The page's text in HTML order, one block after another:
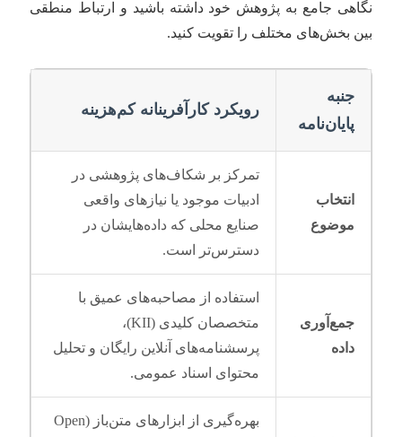
نگاهی جامع به پژوهش خود داشته باشید و ارتباط منطقی
بین بخش‌های مختلف را تقویت کنید.
جنبه
پایان‌نامه
رویکرد کارآفرینانه کم‌هزینه
انتخاب
موضوع
تمرکز بر شکاف‌های پژوهشی در
ادبیات موجود یا نیازهای واقعی
صنایع محلی که داده‌هایشان در
دسترس‌تر است.
جمع‌آوری
داده
استفاده از مصاحبه‌های عمیق با
متخصصان کلیدی (KII)،
پرسشنامه‌های آنلاین رایگان و تحلیل
محتوای اسناد عمومی.
بهره‌گیری از ابزارهای متن‌باز (Open